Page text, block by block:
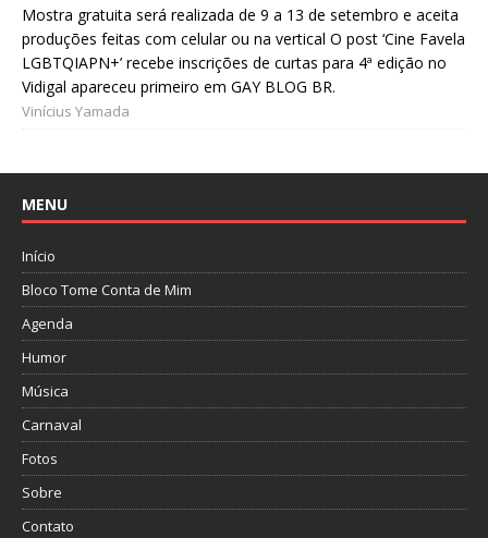
Mostra gratuita será realizada de 9 a 13 de setembro e aceita
produções feitas com celular ou na vertical O post ‘Cine Favela
LGBTQIAPN+’ recebe inscrições de curtas para 4ª edição no
Vidigal apareceu primeiro em GAY BLOG BR.
Vinícius Yamada
MENU
Início
Bloco Tome Conta de Mim
Agenda
Humor
Música
Carnaval
Fotos
Sobre
Contato